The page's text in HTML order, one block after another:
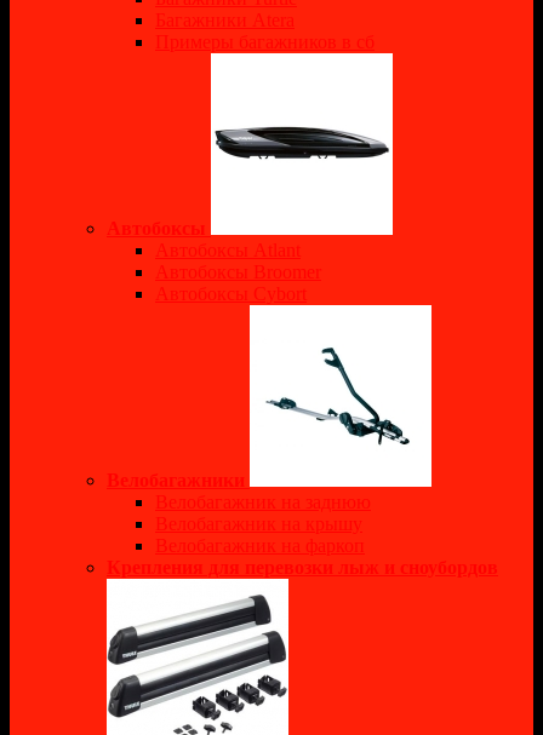
Багажники Atera
Примеры багажников в сб
Автобоксы
Автобоксы Atlant
Автобоксы Broomer
Автобоксы Cybort
Велобагажники
Велобагажник на заднюю
Велобагажник на крышу
Велобагажник на фаркоп
Крепления для перевозки лыж и сноубордов